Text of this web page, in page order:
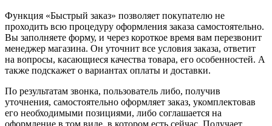
Функция «Быстрый заказ» позволяет покупателю не
проходить всю процедуру оформления заказа самостоятельно.
Вы заполняете форму, и через короткое время вам перезвонит
менеджер магазина. Он уточнит все условия заказа, ответит
на вопросы, касающиеся качества товара, его особенностей. А
также подскажет о вариантах оплаты и доставки.
По результатам звонка, пользователь либо, получив
уточнения, самостоятельно оформляет заказ, укомплектовав
его необходимыми позициями, либо соглашается на